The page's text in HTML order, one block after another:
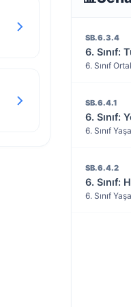
SB.6.3.4
6. Sınıf:
6. Sınıf
SB.6.4.1
6. Sınıf:
6. Sınıf
SB.6.4.2
6. Sınıf:
6. Sınıf